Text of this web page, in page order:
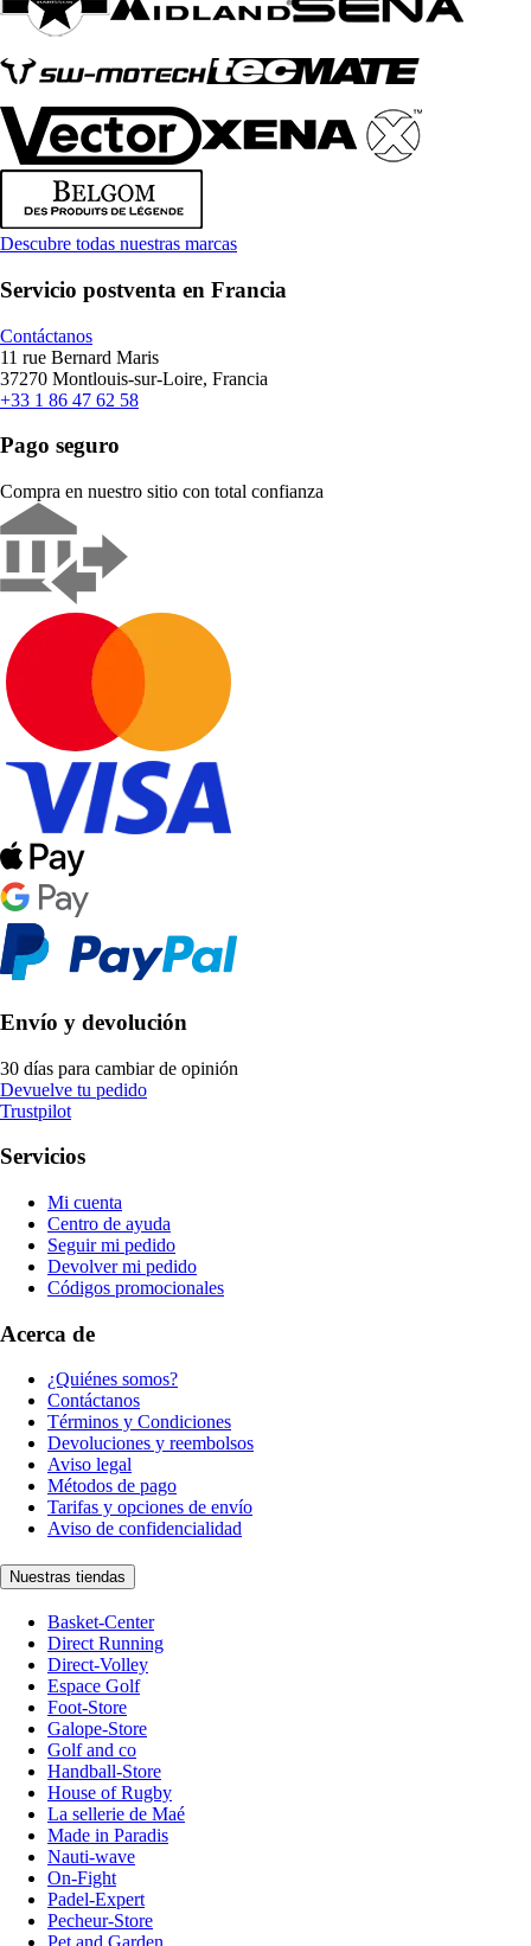
Descubre todas nuestras marcas
Servicio postventa en Francia
Contáctanos
11 rue Bernard Maris
37270 Montlouis-sur-Loire, Francia
+33 1 86 47 62 58
Pago seguro
Compra en nuestro sitio con total confianza
Envío y devolución
30 días para cambiar de opinión
Devuelve tu pedido
Trustpilot
Servicios
Mi cuenta
Centro de ayuda
Seguir mi pedido
Devolver mi pedido
Códigos promocionales
Acerca de
¿Quiénes somos?
Contáctanos
Términos y Condiciones
Devoluciones y reembolsos
Aviso legal
Métodos de pago
Tarifas y opciones de envío
Aviso de confidencialidad
Nuestras tiendas
Basket-Center
Direct Running
Direct-Volley
Espace Golf
Foot-Store
Galope-Store
Golf and co
Handball-Store
House of Rugby
La sellerie de Maé
Made in Paradis
Nauti-wave
On-Fight
Padel-Expert
Pecheur-Store
Pet and Garden